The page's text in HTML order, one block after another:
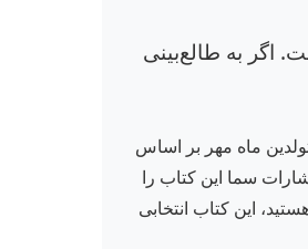
اگر به طالع‌بینی
ماه مهر بر اساس
سما این کتاب را
این کتاب انتخابی